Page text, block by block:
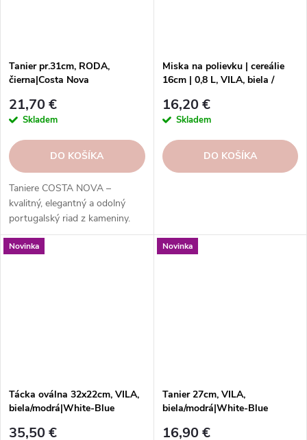
Tanier pr.31cm, RODA,
čierna|Costa Nova
21,70 €
Skladem
DO KOŠÍKA
Taniere COSTA NOVA –
kvalitný, elegantný a odolný
portugalský riad z kameniny.
Široká ponuka kolekcií, tvarov,
farieb a funkcií. Objednajte si v
Miska na polievku | cereálie
16cm | 0,8 L, VILA, biela /
16,20 €
Skladem
DO KOŠÍKA
Novinka
Tácka oválna 32x22cm, VILA,
biela/modrá|White-Blue
35,50 €
Novinka
Tanier 27cm, VILA,
biela/modrá|White-Blue
16,90 €